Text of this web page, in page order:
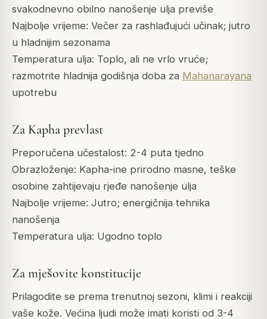
svakodnevno obilno nanošenje ulja previše
Najbolje vrijeme: Večer za rashlađujući učinak; jutro
u hladnijim sezonama
Temperatura ulja: Toplo, ali ne vrlo vruće;
razmotrite hladnija godišnja doba za Mahanarayana
upotrebu
Za Kapha prevlast
Preporučena učestalost: 2-4 puta tjedno
Obrazloženje: Kapha-ine prirodno masne, teške
osobine zahtijevaju rjeđe nanošenje ulja
Najbolje vrijeme: Jutro; energičnija tehnika
nanošenja
Temperatura ulja: Ugodno toplo
Za mješovite konstitucije
Prilagodite se prema trenutnoj sezoni, klimi i reakciji
vaše kože. Većina ljudi može imati koristi od 3-4